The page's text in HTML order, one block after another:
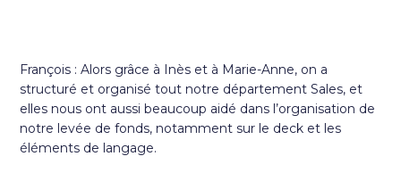
François : Alors grâce à Inès et à Marie-Anne, on a
structuré et organisé tout notre département Sales, et
elles nous ont aussi beaucoup aidé dans l’organisation de
notre levée de fonds, notamment sur le deck et les
éléments de langage.